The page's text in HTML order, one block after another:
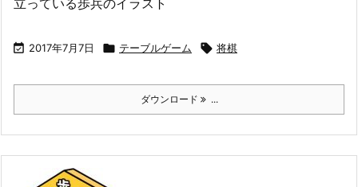
 2017年7月7日  テーブルゲーム  将棋
ダウンロード ...